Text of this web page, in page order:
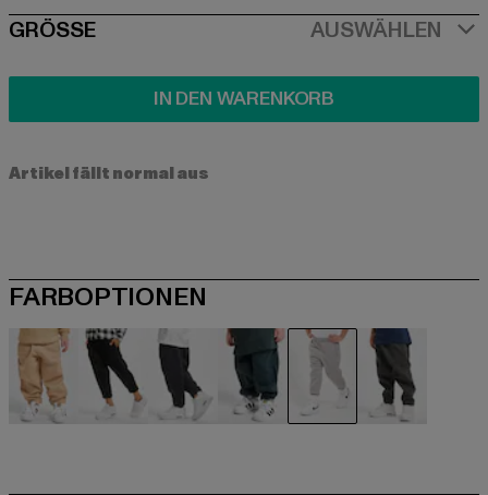
SIZE
GRÖSSE AUSWÄHLEN
IN DEN WARENKORB
Artikel fällt normal aus
FARBOPTIONEN